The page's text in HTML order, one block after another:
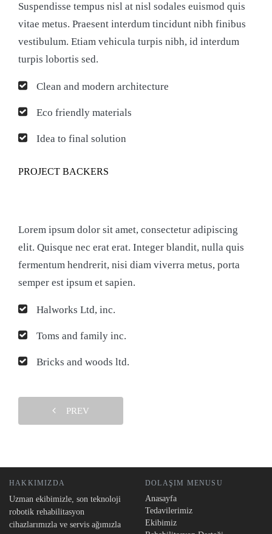
Suspendisse tempus nisl at nisl sodales euismod quis
vitae metus. Praesent interdum tincidunt nibh finibus
vestibulum. Etiam vehicula turpis nibh, id interdum
turpis lobortis sed.
Clean and modern architecture
Eco friendly materials
Idea to final solution
PROJECT BACKERS
Lorem ipsum dolor sit amet, consectetur adipiscing
elit. Quisque nec erat erat. Integer blandit, nulla quis
fermentum hendrerit, nisi diam viverra metus, porta
semper est ipsum et sapien.
Halworks Ltd, inc.
Toms and family inc.
Bricks and woods ltd.
PREV
HAKKIMIZDA
Uzman ekibimizle, son teknoloji
robotik rehabilitasyon
cihazlarımızla ve servis ağımızla
DOLAŞIM MENUSU
Anasayfa
Tedavilerimiz
Ekibimiz